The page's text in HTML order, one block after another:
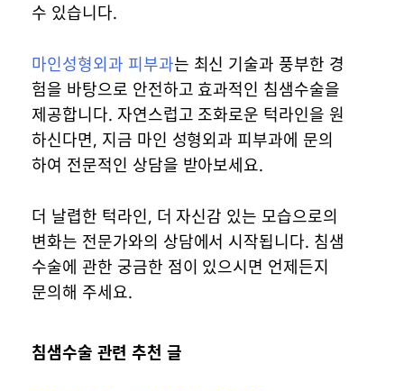
수 있습니다.
마인성형외과 피부과는 최신 기술과 풍부한 경
험을 바탕으로 안전하고 효과적인 침샘수술을
제공합니다. 자연스럽고 조화로운 턱라인을 원
하신다면, 지금 마인 성형외과 피부과에 문의
하여 전문적인 상담을 받아보세요.
더 날렵한 턱라인, 더 자신감 있는 모습으로의
변화는 전문가와의 상담에서 시작됩니다. 침샘
수술에 관한 궁금한 점이 있으시면 언제든지
문의해 주세요.
침샘수술 관련 추천 글